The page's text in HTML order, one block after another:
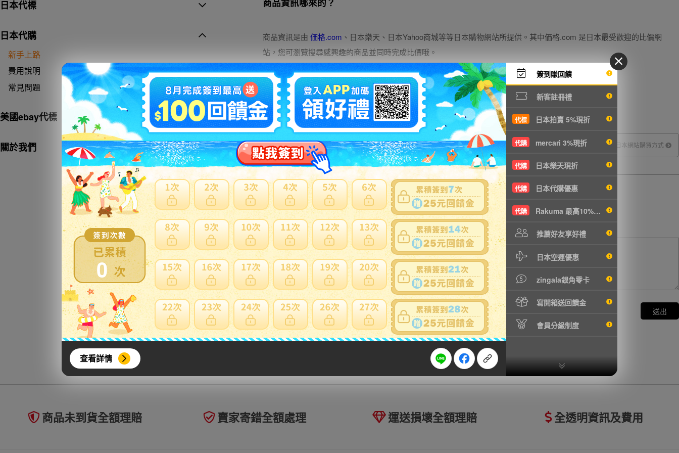
0
查看詳情
簽到賺回饋
新客註冊禮
代標 日本拍賣 5%現折
代購 mercari 3%現折
代購 日本樂天現折
代購 日本代購優惠
代購 Rakuma 最高10%現折
推薦好友享好禮
日本空運優惠
zingala銀角零卡
寫開箱送回饋金
會員分級制度
日本代標
日本代購
新手上路
費用說明
常見問題
美國ebay代標
關於我們
商品資訊是由 価格.com 、日本樂天、日本Yahoo商城等等日本購物網站所提供。其中価格.com 是日本最受歡迎的比價網
站，您可瀏覽搜尋感興趣的商品並同時完成比價哦。
代購流程說明 日本網站購買方式
意見回饋
此為您的建議及意見欄，若是訂單或商品相關問題請至客服留言
匿名回饋此意見 送出
商品未到貨全額理賠 賣家寄錯全額處理 運送損壞全額理賠 全透明資訊及費用